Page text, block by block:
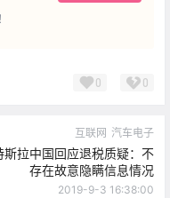
0 0
互联网 汽车电子
斯拉中国回应退税质疑：不
存在故意隐瞒信息情况
2019-9-3 16:38:00